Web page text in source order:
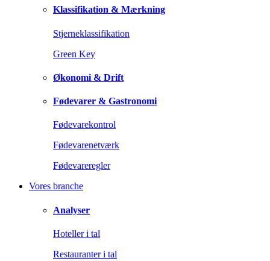
Klassifikation & Mærkning
Stjerneklassifikation
Green Key
Økonomi & Drift
Fødevarer & Gastronomi
Fødevarekontrol
Fødevarenetværk
Fødevareregler
Vores branche
Analyser
Hoteller i tal
Restauranter i tal